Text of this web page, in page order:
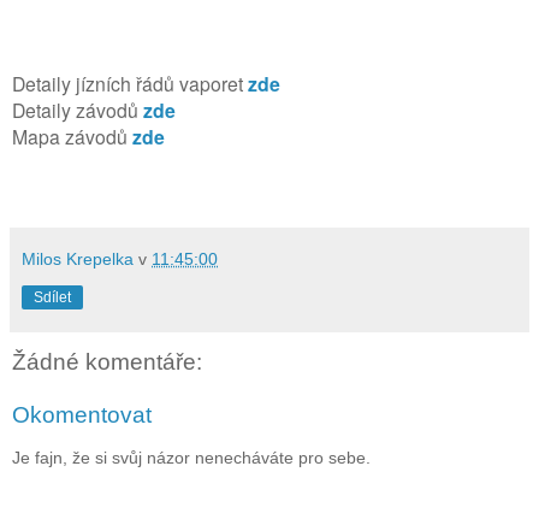
Detaily jízních řádů vaporetzde
Detaily závodů zde
Mapa závodů zde
Milos Krepelka v 11:45:00
Sdílet
Žádné komentáře:
Okomentovat
Je fajn, že si svůj názor nenecháváte pro sebe.